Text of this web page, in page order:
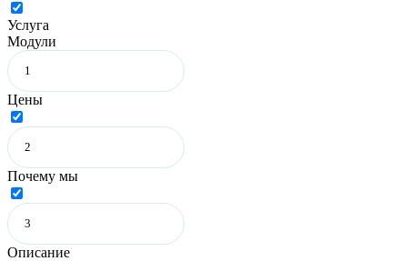
Услуга
Модули
Цены
Почему мы
Описание